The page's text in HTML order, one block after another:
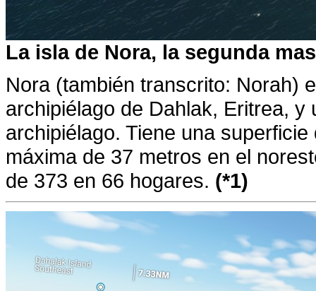
La isla de Nora, la segunda
Nora (también transcrito: Norah)
archipiélago de Dahlak, Eritrea,
archipiélago. Tiene una
máxima de 37 metros en el
de 373 en 66 hogares. (*1)